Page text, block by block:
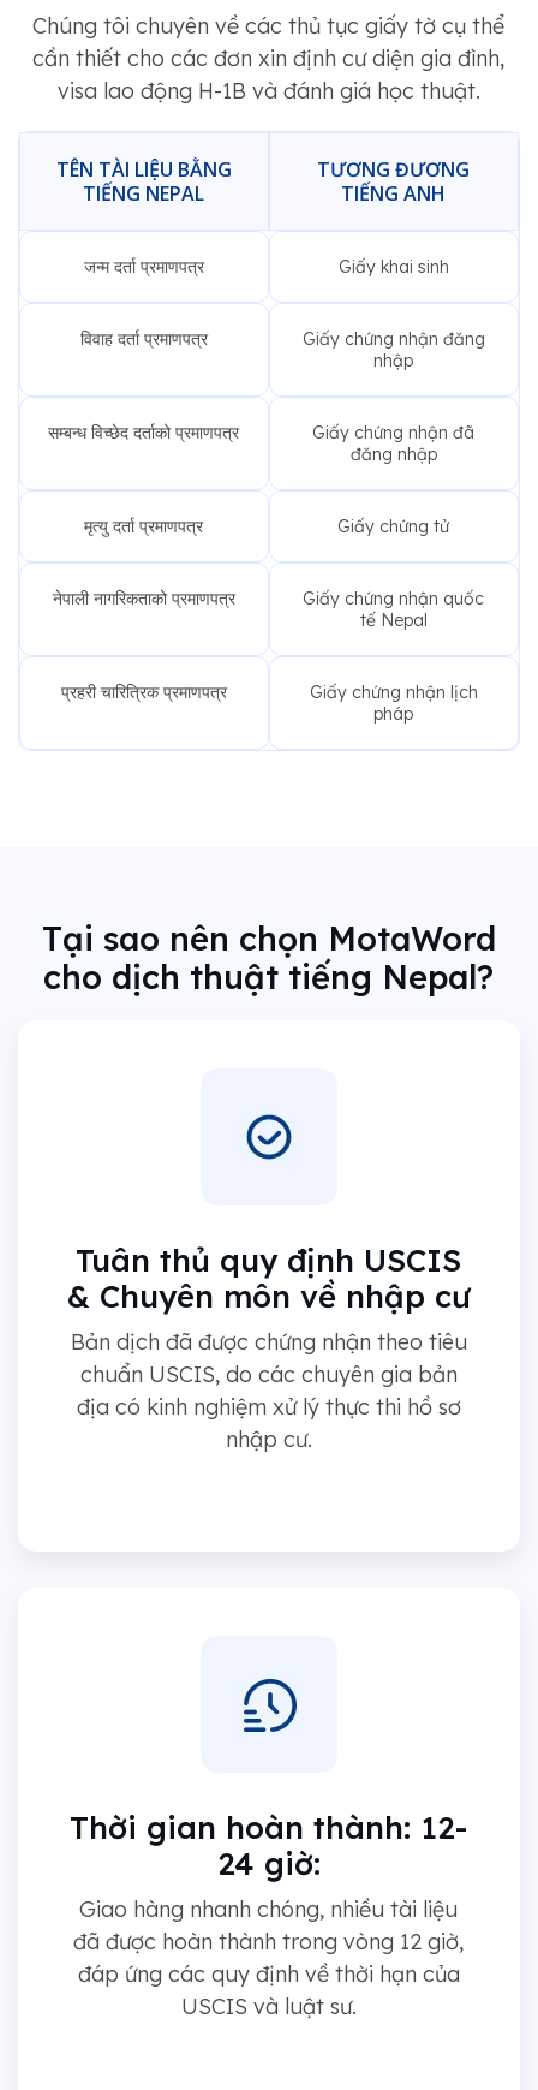
Chúng tôi chuyên về các thủ tục giấy tờ cụ thể
cần thiết cho các đơn xin định cư diện gia đình,
visa lao động H-1B và đánh giá học thuật.
TÊN TÀI LIỆU BẰNG
TIẾNG NEPAL
TƯƠNG ĐƯƠNG
TIẾNG ANH
जन्म दर्ता प्रमाणपत्र Giấy khai sinh
विवाह दर्ता प्रमाणपत्र
Giấy chứng nhận đăng
nhập
सम्बन्ध विच्छेद दर्ताको प्रमाणपत्र
Giấy chứng nhận đã
đăng nhập
मृत्यु दर्ता प्रमाणपत्र Giấy chứng tử
नेपाली नागरिकताको प्रमाणपत्र
Giấy chứng nhận quốc
tế Nepal
प्रहरी चारित्रिक प्रमाणपत्र
Giấy chứng nhận lịch
pháp
Tại sao nên chọn MotaWord
cho dịch thuật tiếng Nepal?
Tuân thủ quy định USCIS
& Chuyên môn về nhập cư
Bản dịch đã được chứng nhận theo tiêu
chuẩn USCIS, do các chuyên gia bản
địa có kinh nghiệm xử lý thực thi hồ sơ
nhập cư.
Thời gian hoàn thành: 12-
24 giờ:
Giao hàng nhanh chóng, nhiều tài liệu
đã được hoàn thành trong vòng 12 giờ,
đáp ứng các quy định về thời hạn của
USCIS và luật sư.